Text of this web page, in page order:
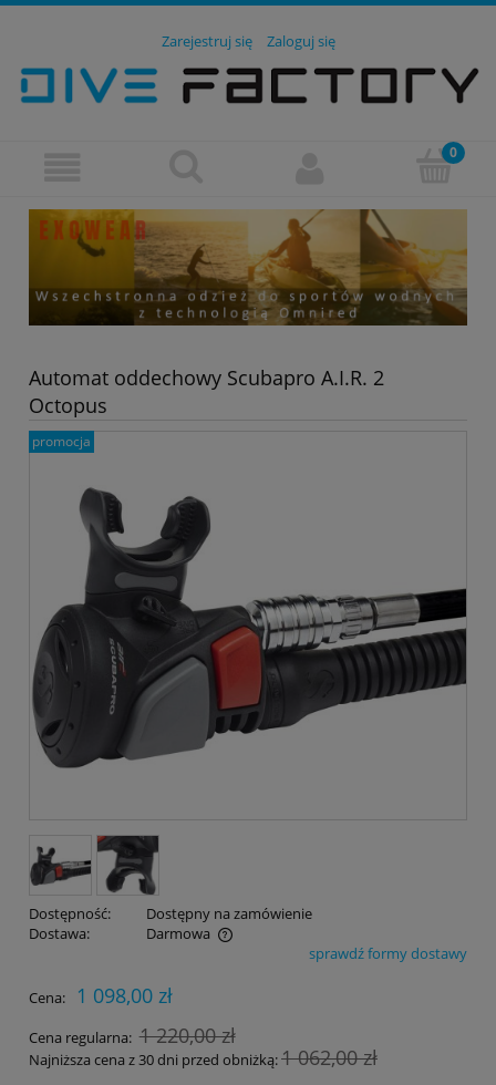
Zarejestruj się Zaloguj się
Automat oddechowy Scubapro A.I.R. 2
Octopus
promocja
Dostępność:
Dostępny na zamówienie
Dostawa:
Darmowa
Cena nie zawiera ewentualnych kosztów płatnościsprawdź formy dostawy
Cena: 1 098,00 zł
Cena regularna: 1 220,00 zł
Najniższa cena z 30 dni przed obniżką:1 062,00 zł